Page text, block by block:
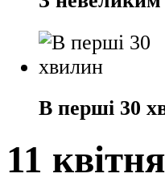
В перші 30
11